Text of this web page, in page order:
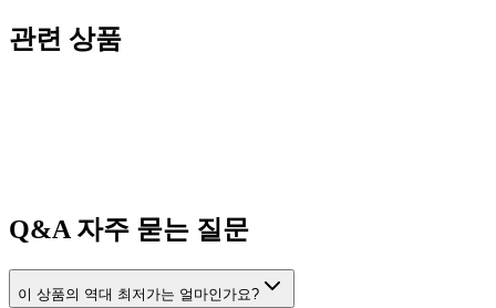
관련 상품
Q&A 자주 묻는 질문
이 상품의 역대 최저가는 얼마인가요?